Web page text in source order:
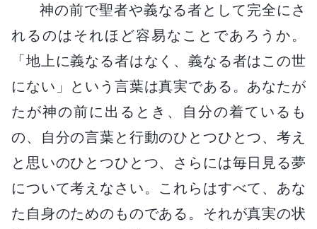
神の前で聖者や義なる者として完全にさ
れるのはそれほど容易なことであろうか。
「地上に義なる者はなく、義なる者はこの世
にない」という言葉は真実である。あなたが
たが神の前に出るとき、自分の着ているも
の、自分の言葉と行動のひとつひとつ、考え
と思いのひとつひとつ、さらには毎日見る夢
について考えなさい。これらはすべて、あな
た自身のためのものである。それが真実の状